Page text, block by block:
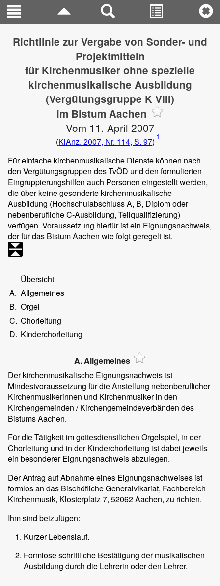
Richtlinie zur Vergabe von Sonder- und
Projektmitteln
für Kirchenmusiker ohne spezielle
kirchenmusikalische Ausbildung
(Vergütungsgruppe K VIII)
im Bistum Aachen
Vom 11. April 2007
(KlAnz. 2007, Nr. 114, S. 97) 1
Für einfache kirchenmusikalische Dienste können nach
den Vergütungsgruppen des TvÖD und den formulierten
Eingruppierungshilfen auch Personen eingestellt werden,
die über keine gesonderte kirchenmusikalische
Ausbildung (Hochschulabschluss A, B, Diplom oder
nebenberufliche C-Ausbildung, Teilqualifizierung)
verfügen. Voraussetzung hierfür ist ein Eignungsnachweis,
der für das Bistum Aachen wie folgt geregelt ist.
Übersicht
A. Allgemeines
B. Orgel
C. Chorleitung
D. Kinderchorleitung
A. Allgemeines
Der kirchenmusikalische Eignungsnachweis ist
Mindestvoraussetzung für die Anstellung nebenberuflicher
Kirchenmusikerinnen und Kirchenmusiker in den
Kirchengemeinden / Kirchengemeindeverbänden des
Bistums Aachen.
Für die Tätigkeit im gottesdienstlichen Orgelspiel, in der
Chorleitung und in der Kinderchorleitung ist dabei jeweils
ein besonderer Eignungsnachweis abzulegen.
Der Antrag auf Abnahme eines Eignungsnachweises ist
formlos an das Bischöfliche Generalvikariat, Fachbereich
Kirchenmusik, Klosterplatz 7, 52062 Aachen, zu richten.
Ihm sind beizufügen:
Kurzer Lebenslauf.
Formlose schriftliche Bestätigung der musikalischen
Ausbildung durch die Lehrerin oder den Lehrer.